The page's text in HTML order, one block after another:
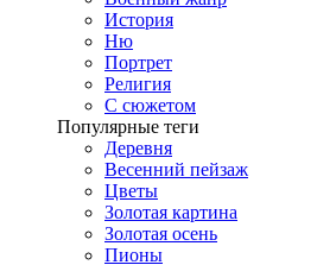
История
Ню
Портрет
Религия
С сюжетом
Популярные теги
Деревня
Весенний пейзаж
Цветы
Золотая картина
Золотая осень
Пионы